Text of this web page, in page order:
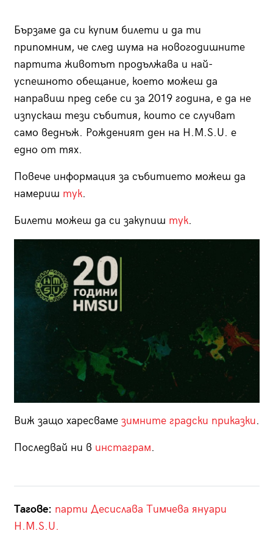
Бързаме да си купим билети и да ти
припомним, че след шума на новогодишните
партита животът продължава и най-
успешното обещание, което можеш да
направиш пред себе си за 2019 година, е да не
изпускаш тези събития, които се случват
само веднъж. Рожденият ден на H.M.S.U. е
едно от тях.
Повече информация за събитието можеш да
намериш тук.
Билети можеш да си закупиш тук.
Виж защо харесваме зимните градски приказки.
Последвай ни в инстаграм.
Тагове: парти Десислава Тимчева януари
H.M.S.U.